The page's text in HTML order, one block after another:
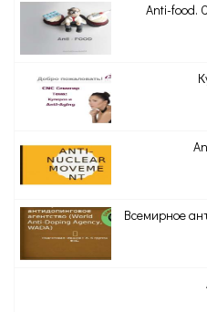
Anti-food.
Всемирное